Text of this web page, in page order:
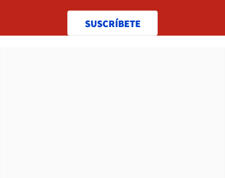
SUSCRÍBETE